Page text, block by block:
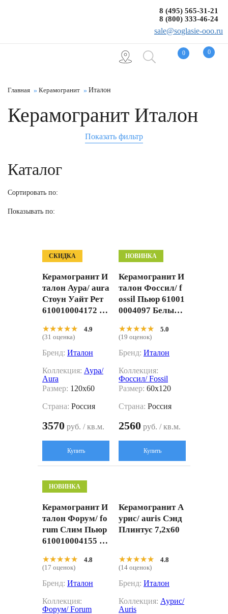
0 0
8 (495) 565-31-21
8 (800) 333-46-24
sale@soglasie-ooo.ru
Главная Керамогранит Италон
Керамогранит Италон
Показать фильтр
Каталог
Сортировать по:
Показывать по:
СКИДКА
Керамогранит И
талон Аура/ aura
Стоун Уайт Рет
610010004172 Бе
★★★★★
★★★★★
4.9
(31 оценка)
Бренд: Италон
Коллекция: Аура/
Aura
Размер: 120x60
Страна: Россия
3570 руб. / кв.м.
Купить
НОВИНКА
Керамогранит И
талон Фоссил/ f
ossil Пьюр 61001
0004097 Белый 6
★★★★★
★★★★★
5.0
(19 оценок)
Бренд: Италон
Коллекция:
Фоссил/ Fossil
Размер: 60x120
Страна: Россия
2560 руб. / кв.м.
Купить
НОВИНКА
Керамогранит И
талон Форум/ fo
rum Слим Пьюр
610010004155 Бе
★★★★★
★★★★★
4.8
(17 оценок)
Бренд: Италон
Коллекция:
Форум/ Forum
Керамогранит А
урис/ auris Сэнд
Плинтус 7,2x60
★★★★★
★★★★★
4.8
(14 оценок)
Бренд: Италон
Коллекция: Аурис/
Auris